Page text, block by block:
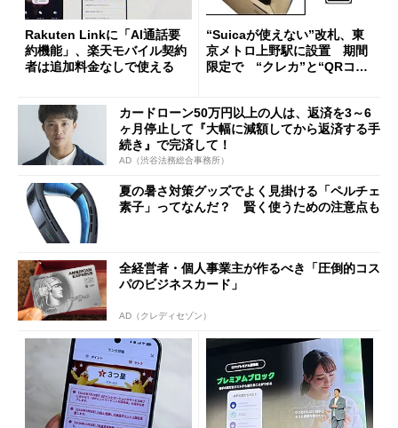
Rakuten Linkに「AI通話要
約機能」、楽天モバイル契約
者は追加料金なしで使える
“Suicaが使えない”改札、東
京メトロ上野駅に設置 期間
限定で “クレカ”と“QRコー
カードローン50万円以上の人は、返済を3～6
ヶ月停止して『大幅に減額してから返済する手
続き』で完済して！
AD（渋谷法務総合事務所）
夏の暑さ対策グッズでよく見掛ける「ペルチェ
素子」ってなんだ？ 賢く使うための注意点も
全経営者・個人事業主が作るべき「圧倒的コス
パのビジネスカード」
AD（クレディセゾン）